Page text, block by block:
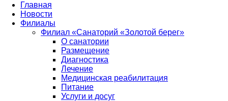
Главная
Новости
Филиалы
Филиал «Санаторий «Золотой берег»
О санатории
Размещение
Диагностика
Лечение
Медицинская реабилитация
Питание
Услуги и досуг